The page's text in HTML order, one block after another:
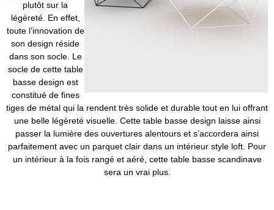
plutôt sur la
légèreté. En effet,
toute l’innovation de
son design réside
dans son socle. Le
socle de cette table
basse design est
constitué de fines
tiges de métal qui la rendent très solide et durable tout en lui offrant
une belle légèreté visuelle. Cette table basse design laisse ainsi
passer la lumière des ouvertures alentours et s’accordera ainsi
parfaitement avec un parquet clair dans un intérieur style loft. Pour
un intérieur à la fois rangé et aéré, cette table basse scandinave
sera un vrai plus.